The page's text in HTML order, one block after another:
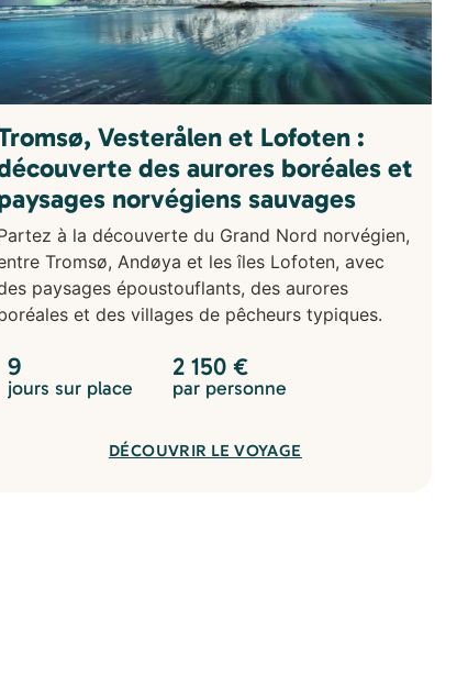
Vesterålen et Lofoten :
des aurores boréales et
norvégiens sauvages
à la découverte du Grand Nord norvégien,
Tromsø, Andøya et les îles Lofoten, avec
paysages époustouflants, des aurores
et des villages de pêcheurs typiques.
9
jours sur place
2 150 €
par personne
DÉCOUVRIR LE VOYAGE